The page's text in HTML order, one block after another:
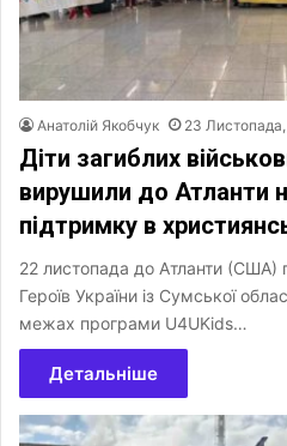
Анатолій Якобчук 23
Діти загиблих
вирушили до Атланти
підтримку в
22 листопада до Атланти (США)
Героїв України із Сумської
межах програми U4UKids…
Детальніше